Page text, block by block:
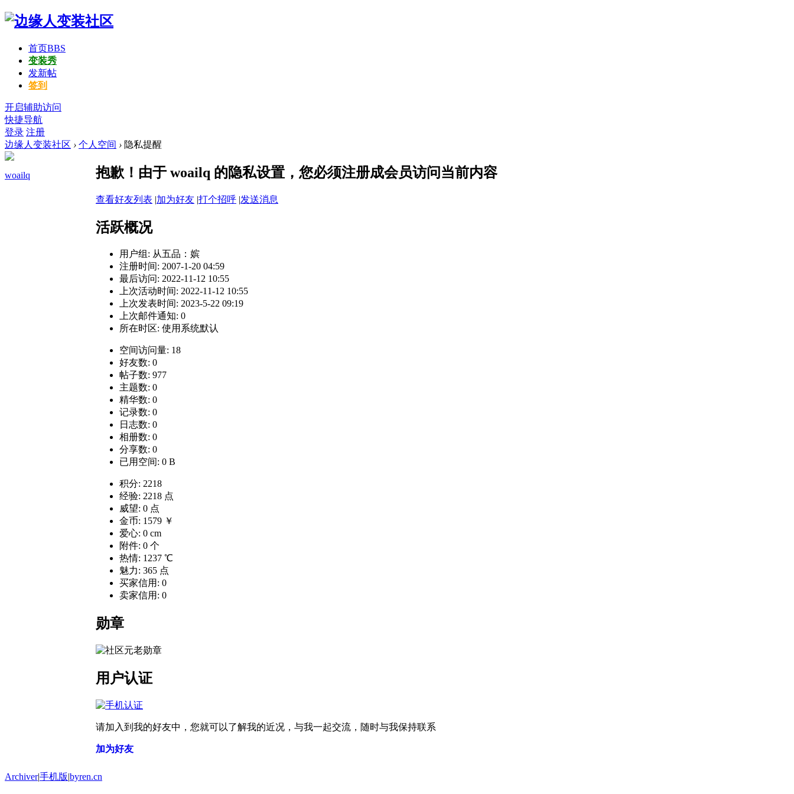
首页BBS
变装秀
发新帖
签到
开启辅助访问
快捷导航
登录 注册
边缘人变装社区 › 个人空间 › 隐私提醒
woailq 抱歉！由于 woailq 的隐私设置，您必须注册成会员访问当前内容
查看好友列表 |加为好友 |打个招呼 |发送消息
活跃概况
用户组: 从五品：嫔
注册时间: 2007-1-20 04:59
最后访问: 2022-11-12 10:55
上次活动时间: 2022-11-12 10:55
上次发表时间: 2023-5-22 09:19
上次邮件通知: 0
所在时区: 使用系统默认
空间访问量: 18
好友数: 0
帖子数: 977
主题数: 0
精华数: 0
记录数: 0
日志数: 0
相册数: 0
分享数: 0
已用空间: 0 B
积分: 2218
经验: 2218 点
威望: 0 点
金币: 1579 ￥
爱心: 0 cm
附件: 0 个
热情: 1237 ℃
魅力: 365 点
买家信用: 0
卖家信用: 0
勋章
用户认证
请加入到我的好友中，您就可以了解我的近况，与我一起交流，随时与我保持联系
加为好友
Archiver|手机版|byren.cn